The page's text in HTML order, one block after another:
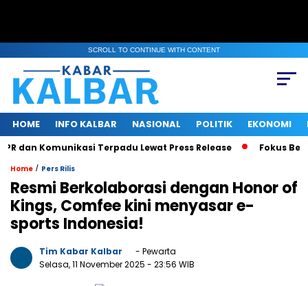
SCROLL TO CONTINUE WITH CONTENT
HOME INFO KALBAR NASIONAL POLITIK EKONOMI
Komunikasi Terpadu Lewat Press Release Fokus Benahi
Home / Pers Rilis
Resmi Berkolaborasi dengan Honor of
Kings, Comfee kini menyasar e-
sports Indonesia!
Tim Kabar Kalbar
- Pewarta
Selasa, 11 November 2025 - 23:56 WIB